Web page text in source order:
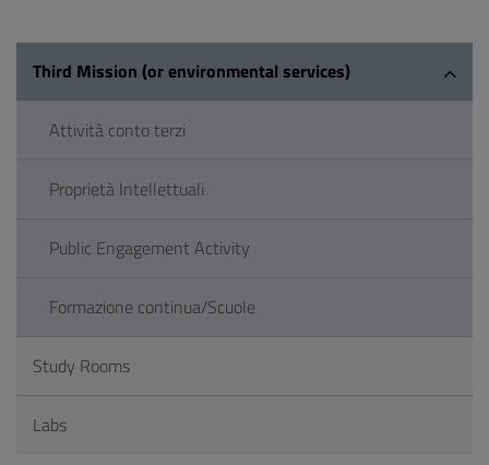
Third Mission (or environmental services)
Attività conto terzi
Proprietà Intellettuali
Public Engagement Activity
Formazione continua/Scuole
Study Rooms
Labs